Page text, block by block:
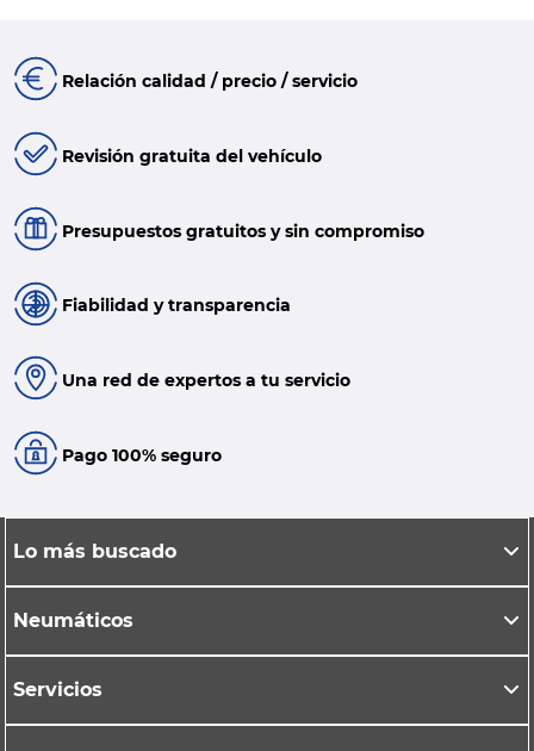
Relación calidad / precio / servicio
Revisión gratuita del vehículo
Presupuestos gratuitos y sin compromiso
Fiabilidad y transparencia
Una red de expertos a tu servicio
Pago 100% seguro
Lo más buscado
Neumáticos
Servicios